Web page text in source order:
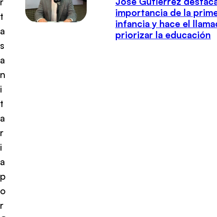
t
a
s
a
n
i
t
a
r
i
a
p
o
r
importancia de la
infancia y hace el
priorizar la educación